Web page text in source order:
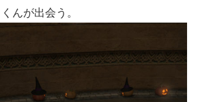
んが出会う。